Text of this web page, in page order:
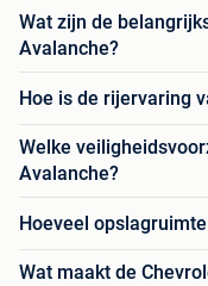
Wat zijn de
Avalanche?
Hoe is de rijervaring
Welke
Avalanche?
Hoeveel
Wat maakt de